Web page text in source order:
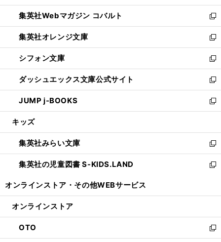
開
く
ウ
で
開
く
ン
ド
ウ
で
開
く
ウ
ィ
ン
ド
ウ
で
開
く
集英社Webマガジン コバルト
新
し
い
ウ
ィ
ン
ド
ウ
で
開
集英社オレンジ文庫
新
し
い
ウ
ィ
ン
ド
ウ
開
く
シフォン文庫
新
し
い
ウ
ィ
ン
ウ
で
開
く
ダッシュエックス文庫公式サイト
新
し
い
ウ
ン
ド
ウ
で
JUMP j-BOOKS
新
し
ウ
ィ
ン
ド
開
キッズ
集英社みらい文庫
新
し
い
ン
ウ
で
開
集英社の児童図書 S-KIDS.LAND
新
ウ
ン
ド
ウ
オンラインストア・ その他WEBサービス
オンラインストア
OTO
新
し